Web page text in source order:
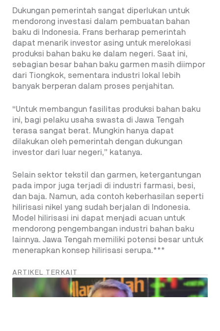
Dukungan pemerintah sangat diperlukan untuk
mendorong investasi dalam pembuatan bahan
baku di Indonesia. Frans berharap pemerintah
dapat menarik investor asing untuk merelokasi
produksi bahan baku ke dalam negeri. Saat ini,
sebagian besar bahan baku garmen masih diimpor
dari Tiongkok, sementara industri lokal lebih
banyak berperan dalam proses penjahitan.
“Untuk membangun fasilitas produksi bahan baku
ini, bagi pelaku usaha swasta di Jawa Tengah
terasa sangat berat. Mungkin hanya dapat
dilakukan oleh pemerintah dengan dukungan
investor dari luar negeri,” katanya.
Selain sektor tekstil dan garmen, ketergantungan
pada impor juga terjadi di industri farmasi, besi,
dan baja. Namun, ada contoh keberhasilan seperti
hilirisasi nikel yang sudah berjalan di Indonesia.
Model hilirisasi ini dapat menjadi acuan untuk
mendorong pengembangan industri bahan baku
lainnya. Jawa Tengah memiliki potensi besar untuk
menerapkan konsep hilirisasi serupa.***
ARTIKEL TERKAIT